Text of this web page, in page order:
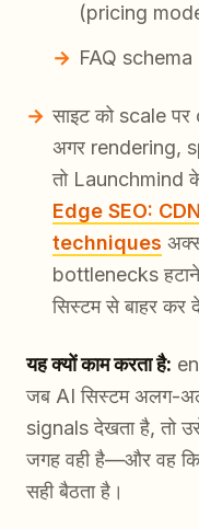
(pricing
FAQ
साइट को scale
अगर rendering,
तो
Edge SEO:
techniques
bottlenecks
सिस्टम से बाहर कर
यह क्यों काम करता है:
जब AI सिस्टम अलग-
signals देखता है, तो
जगह वही है—और वह
सही बैठता है।